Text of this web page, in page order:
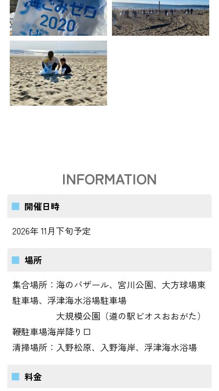
INFORMATION
開催日時
2026年 11月下旬予定
場所
集合場所：海のバザール、宮川公園、大方球場東
駐車場、浮津海水浴場駐車場
大規模公園（道の駅ビオスおおがた）
鞭駐車場海岸降り口
清掃場所：入野松原、入野海岸、浮津海水浴場
料金